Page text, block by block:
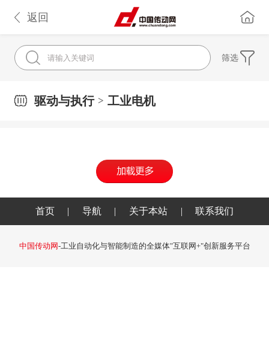
返回
筛选
驱动与执行 > 工业电机
首页 | 导航 | 关于本站 | 联系我们
中国传动网-工业自动化与智能制造的全媒体"互联网+"创新服务平台